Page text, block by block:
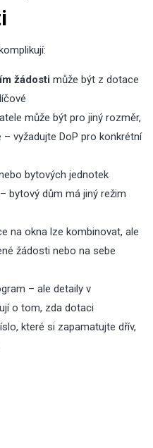
žádosti může být z dotace
může být pro jiný rozměr,
vyžadujte DoP pro konkrétní
bytových jednotek
bytový dům má jiný režim
na okna lze kombinovat, ale
žádosti nebo na sebe
– ale detaily v
o tom, zda dotaci
které si zapamatujte dřív,